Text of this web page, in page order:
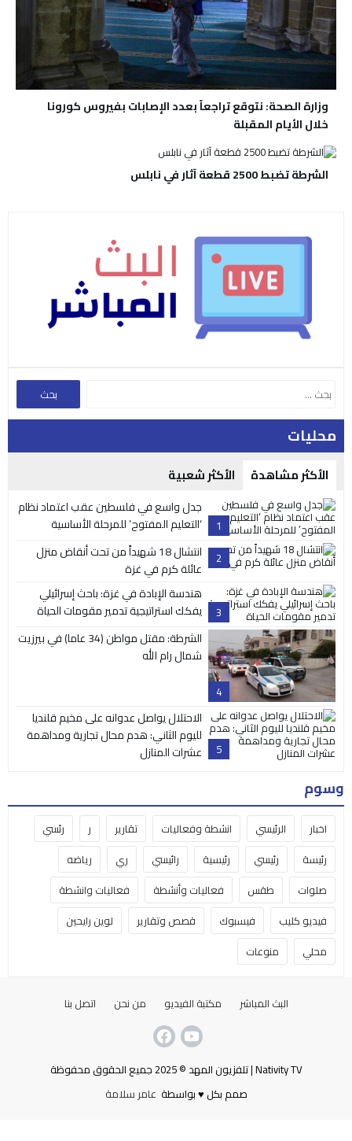
وزارة الصحة: نتوقع تراجعاً بعدد الإصابات بفيروس كورونا
خلال الأيام المقبلة
الشرطة تضبط 2500 قطعة آثار في نابلس
محليات
الأكثر مشاهدة الأكثر شعبية
1
جدل واسع في فلسطين عقب اعتماد نظام
‘التعليم المفتوح’ للمرحلة الأساسية
2
انتشال 18 شهيداً من تحت أنقاض منزل
عائلة كرم في غزة
3
هندسة الإبادة في غزة: باحث إسرائيلي
يفكك استراتيجية تدمير مقومات الحياة
4
الشرطة: مقتل مواطن (34 عاما) في بيرزيت
شمال رام الله
5
الاحتلال يواصل عدوانه على مخيم قلنديا
لليوم الثاني: هدم محال تجارية ومداهمة
عشرات المنازل
وسوم
اخبار الرئيسي انشطة وفعاليات تقارير ر
رئسي
رئيسة
رئيسي رئيسية رائيسي ري
رياضه
صلوات
طقس فعاليات وأنشطة
فعاليات وانشطة
فيديو كليب
فيسبوك قصص وتقارير
لوين رايحين
محلي
منوعات
البث المباشر مكتبة الفيديو من نحن اتصل بنا
Nativity TV | تلفزيون المهد © 2025 جميع الحقوق محفوظة
صمم بكل ♥ بواسطة عامر سلامة